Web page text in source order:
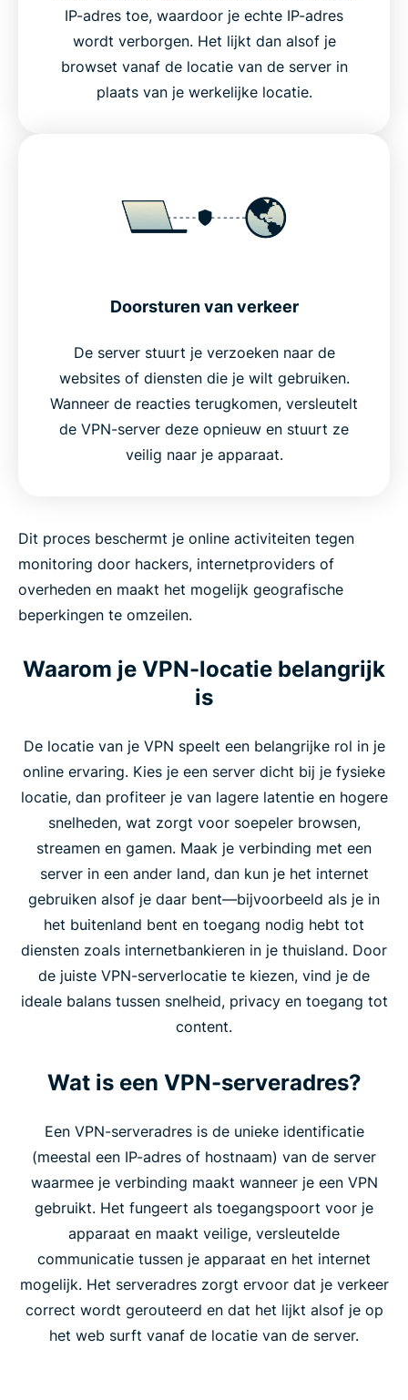
IP-adres toe, waardoor je echte IP-adres
wordt verborgen. Het lijkt dan alsof je
browset vanaf de locatie van de server in
plaats van je werkelijke locatie.
Doorsturen van verkeer
De server stuurt je verzoeken naar de
websites of diensten die je wilt gebruiken.
Wanneer de reacties terugkomen, versleutelt
de VPN-server deze opnieuw en stuurt ze
veilig naar je apparaat.
Dit proces beschermt je online activiteiten tegen
monitoring door hackers, internetproviders of
overheden en maakt het mogelijk geografische
beperkingen te omzeilen.
Waarom je VPN-locatie belangrijk
is
De locatie van je VPN speelt een belangrijke rol in je
online ervaring. Kies je een server dicht bij je fysieke
locatie, dan profiteer je van lagere latentie en hogere
snelheden, wat zorgt voor soepeler browsen,
streamen en gamen. Maak je verbinding met een
server in een ander land, dan kun je het internet
gebruiken alsof je daar bent—bijvoorbeeld als je in
het buitenland bent en toegang nodig hebt tot
diensten zoals internetbankieren in je thuisland. Door
de juiste VPN-serverlocatie te kiezen, vind je de
ideale balans tussen snelheid, privacy en toegang tot
content.
Wat is een VPN-serveradres?
Een VPN-serveradres is de unieke identificatie
(meestal een IP-adres of hostnaam) van de server
waarmee je verbinding maakt wanneer je een VPN
gebruikt. Het fungeert als toegangspoort voor je
apparaat en maakt veilige, versleutelde
communicatie tussen je apparaat en het internet
mogelijk. Het serveradres zorgt ervoor dat je verkeer
correct wordt gerouteerd en dat het lijkt alsof je op
het web surft vanaf de locatie van de server.